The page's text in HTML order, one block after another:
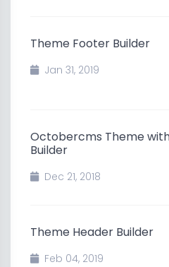
Theme Footer Builder
Jan 31, 2019
Octobercms Theme
Builder
Dec 21, 2018
Theme Header Builder
Feb 04, 2019